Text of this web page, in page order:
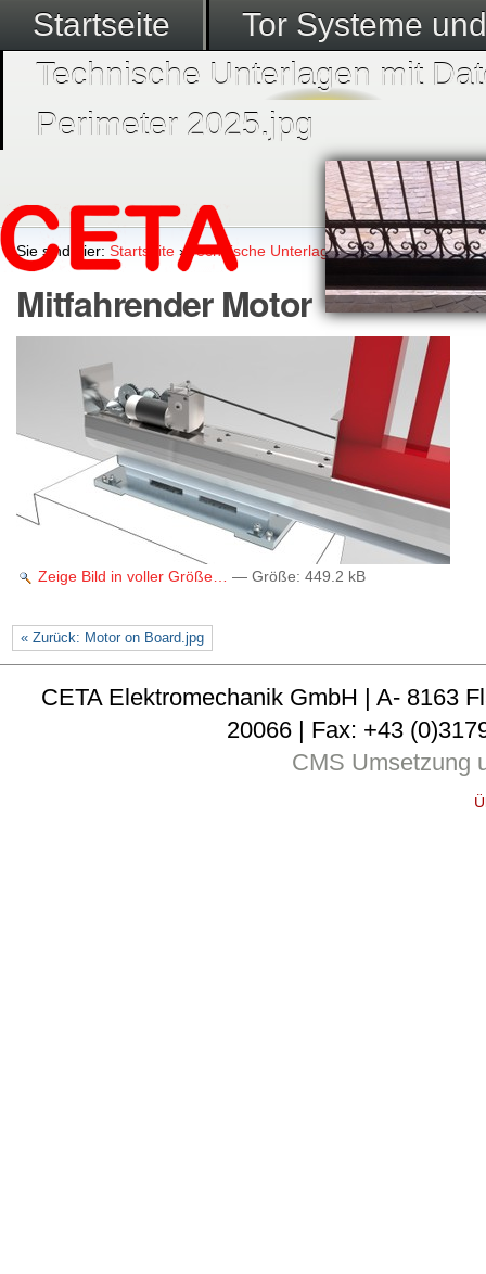
Startseite
Tor Systeme
Technische Unterlagen mit
Perimeter 2025.jpg
Sie sind hier: Startseite › Technische Unterlagen mit Datenblätter ›
Mitfahrender Motor
Zeige Bild in voller Größe… —Größe:449.2 kB
« Zurück: Motor on Board.jpg
CETA Elektromechanik GmbH | A- 8163
20066 | Fax: +43
CMS Umsetzung